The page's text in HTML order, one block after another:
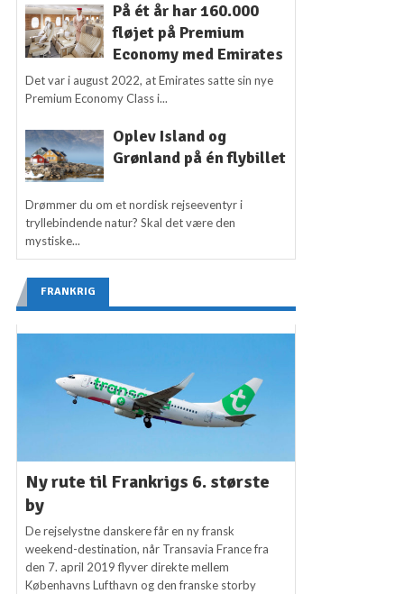
På ét år har 160.000
fløjet på Premium
Economy med Emirates
Det var i august 2022, at Emirates satte sin nye
Premium Economy Class i...
Oplev Island og
Grønland på én flybillet
Drømmer du om et nordisk rejseeventyr i
tryllebindende natur? Skal det være den
mystiske...
FRANKRIG
Ny rute til Frankrigs 6. største
by
De rejselystne danskere får en ny fransk
weekend-destination, når Transavia France fra
den 7. april 2019 flyver direkte mellem
Københavns Lufthavn og den franske storby